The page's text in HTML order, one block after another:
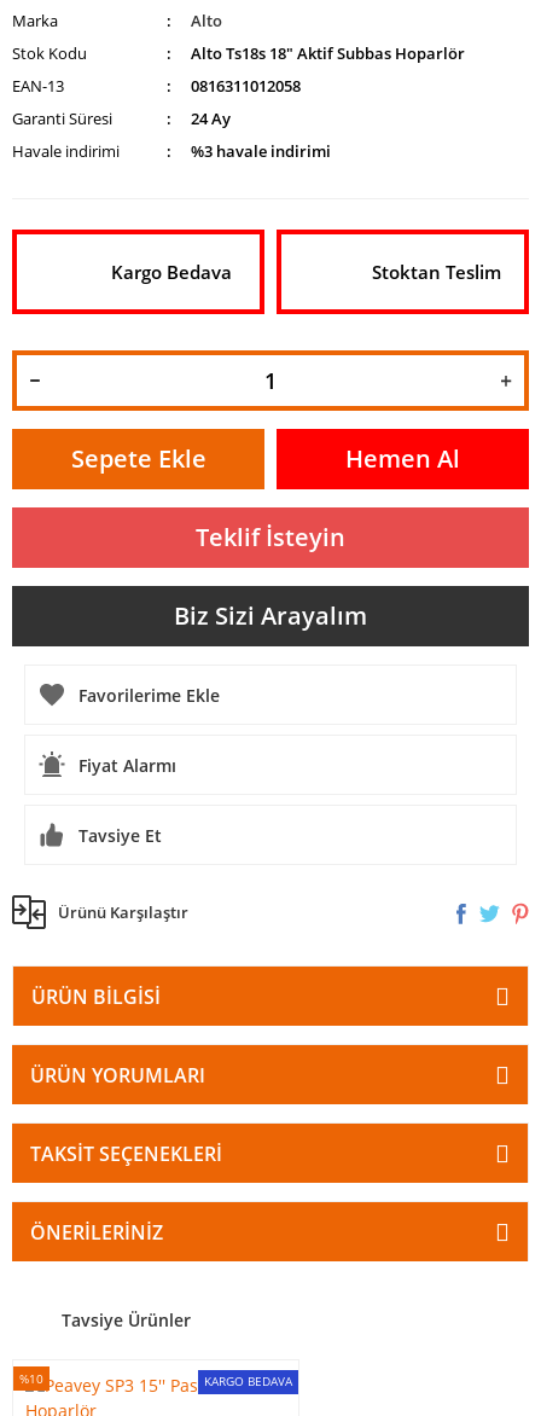
Marka
Alto
Stok Kodu
Alto Ts18s 18″ Aktif Subbas Hoparlör
EAN-13
0816311012058
Garanti Süresi
24 Ay
Havale indirimi
%3 havale indirimi
Kargo Bedava Stoktan Teslim
Sepete Ekle Hemen Al
Teklif İsteyin
Biz Sizi Arayalım
Fiyat Alarmı
Tavsiye Et
Ürünü Karşılaştır
ÜRÜN BILGISI
ÜRÜN YORUMLARI
TAKSIT SEÇENEKLERI
ÖNERILERINIZ
Tavsiye Ürünler
KARGO BEDAVA
%10